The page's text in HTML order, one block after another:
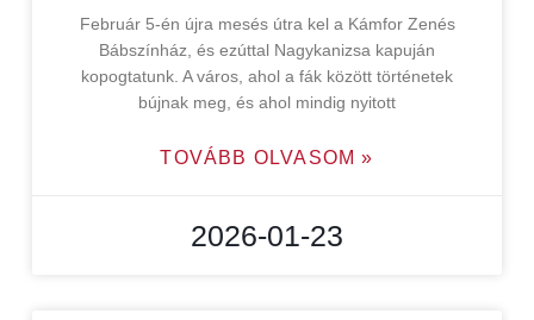
Február 5-én újra mesés útra kel a Kámfor Zenés
Bábszínház, és ezúttal Nagykanizsa kapuján
kopogtatunk. A város, ahol a fák között történetek
bújnak meg, és ahol mindig nyitott
TOVÁBB OLVASOM »
2026-01-23